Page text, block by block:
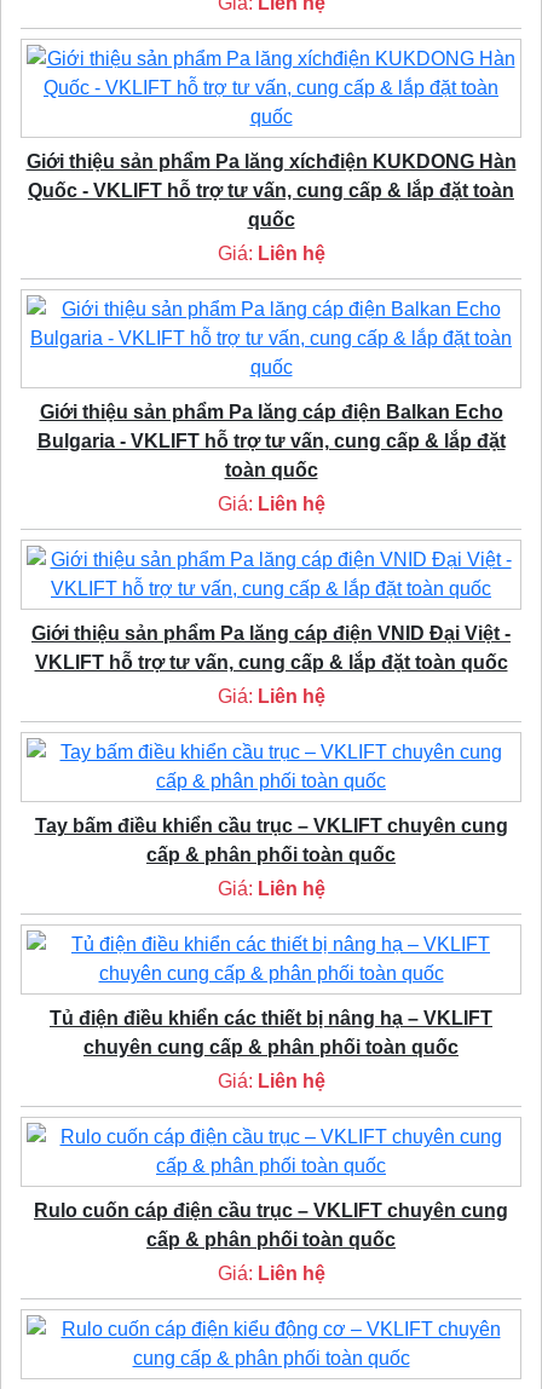
Giới thiệu sản phẩm Pa lăng xíchđiện KUKDONG Hàn
Quốc - VKLIFT hỗ trợ tư vấn, cung cấp & lắp đặt toàn
quốc
Giá: Liên hệ
Giới thiệu sản phẩm Pa lăng cáp điện Balkan Echo
Bulgaria - VKLIFT hỗ trợ tư vấn, cung cấp & lắp đặt
toàn quốc
Giá: Liên hệ
Giới thiệu sản phẩm Pa lăng cáp điện VNID Đại Việt -
VKLIFT hỗ trợ tư vấn, cung cấp & lắp đặt toàn quốc
Giá: Liên hệ
Tay bấm điều khiển cầu trục – VKLIFT chuyên cung
cấp & phân phối toàn quốc
Giá: Liên hệ
Tủ điện điều khiển các thiết bị nâng hạ – VKLIFT
chuyên cung cấp & phân phối toàn quốc
Giá: Liên hệ
Rulo cuốn cáp điện cầu trục – VKLIFT chuyên cung
cấp & phân phối toàn quốc
Giá: Liên hệ